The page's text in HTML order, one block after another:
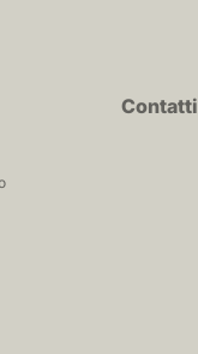
Contatti